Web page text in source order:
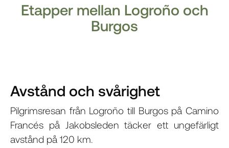
Etapper mellan Logroño och
Burgos
Avstånd och svårighet
Pilgrimsresan från Logroño till Burgos på Camino
Francés på Jakobsleden täcker ett ungefärligt
avstånd på 120 km.